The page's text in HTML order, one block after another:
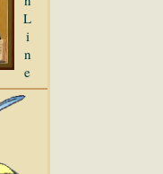
L
i
n
e